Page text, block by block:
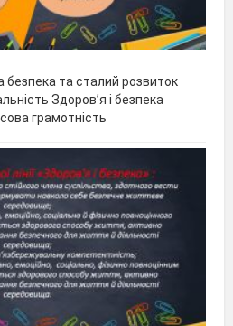
безпека та сталий розвиток
Здоров’я і безпека
грамотність